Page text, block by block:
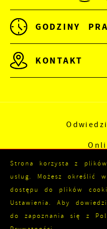
GODZINY
KONTAKT
Strona korzysta z
usług. Możesz określić
dostępu do plików
Ustawienia. Aby
do zapoznania się z